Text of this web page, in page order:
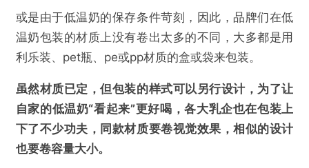
或是由于低温奶的保存条件苛刻，因此，品牌们在低
温奶包装的材质上没有卷出太多的不同，大多都是用
利乐装、pet瓶、pe或pp材质的盒或袋来包装。
虽然材质已定，但包装的样式可以另行设计，为了让
自家的低温奶“看起来”更好喝，各大乳企也在包装上
下了不少功夫，同款材质要卷视觉效果，相似的设计
也要卷容量大小。